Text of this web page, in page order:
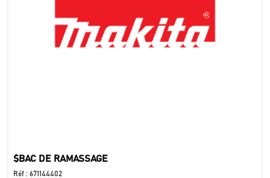
$BAC DE RAMASSAGE
Réf : 671144402